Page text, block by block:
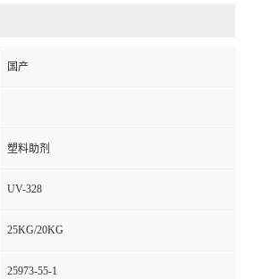
国产
塑料助剂
UV-328
25KG/20KG
25973-55-1